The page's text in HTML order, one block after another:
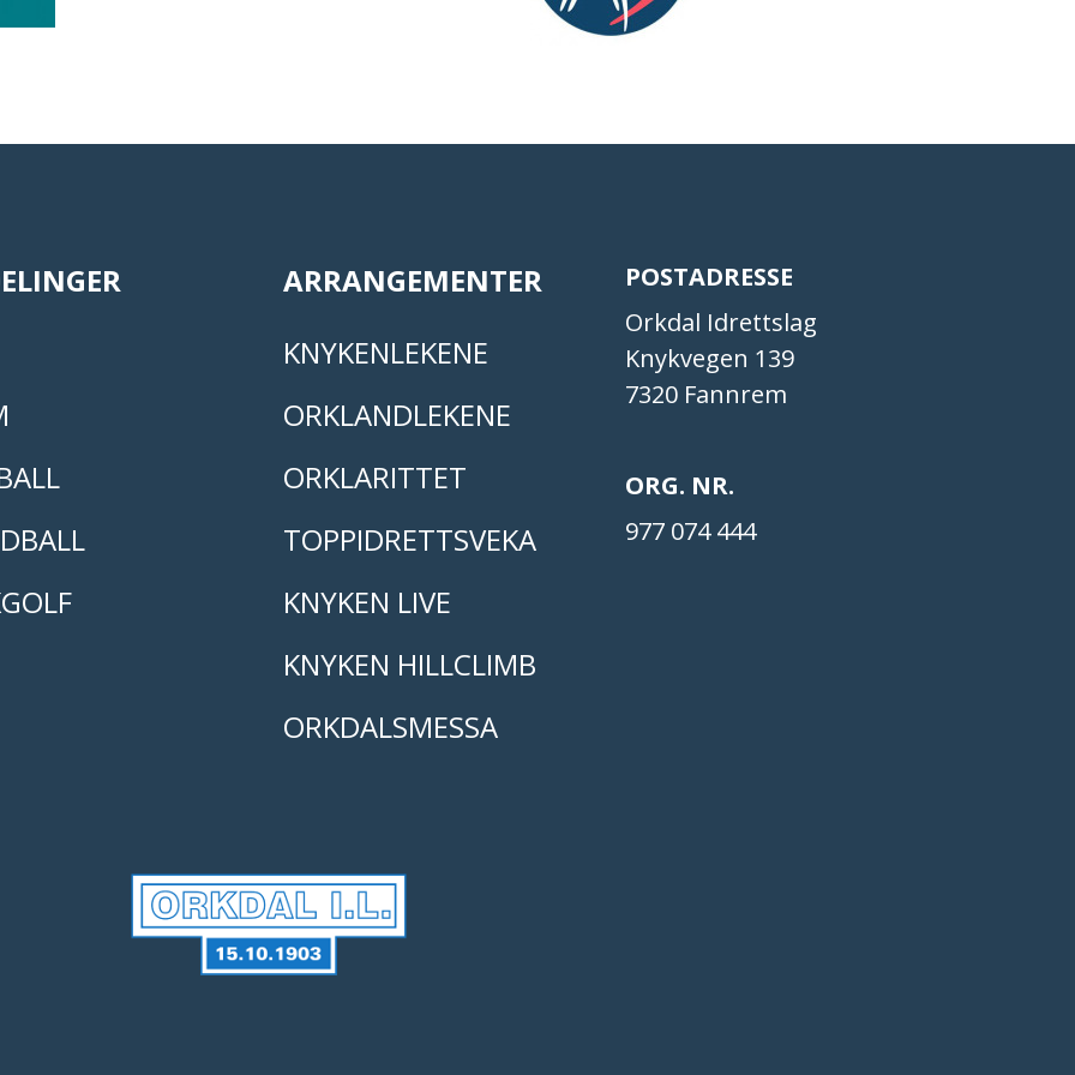
ARRANGEMENTER
KNYKENLEKENE
ORKLANDLEKENE
ORKLARITTET
TOPPIDRETTSVEKA
KNYKEN LIVE
KNYKEN HILLCLIMB
ORKDALSMESSA
POSTADRESSE
Orkdal Idrettslag
Knykvegen 139
7320 Fannrem
ORG. NR.
977 074 444